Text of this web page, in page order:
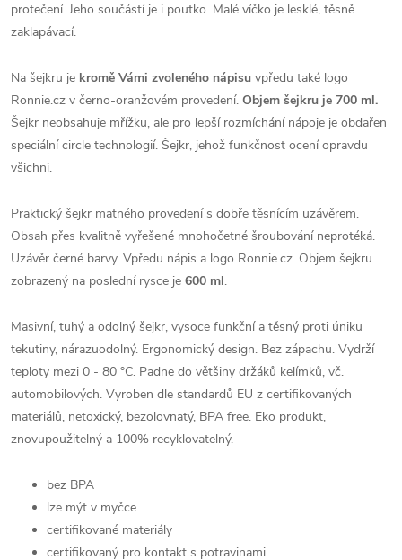
protečení. Jeho součástí je i poutko. Malé víčko je lesklé, těsně
zaklapávací.
Na šejkru je kromě Vámi zvoleného nápisu vpředu také logo
Ronnie.cz v černo-oranžovém provedení. Objem šejkru je 700 ml.
Šejkr neobsahuje mřížku, ale pro lepší rozmíchání nápoje je obdařen
speciální circle technologií. Šejkr, jehož funkčnost ocení opravdu
všichni.
Praktický šejkr matného provedení s dobře těsnícím uzávěrem.
Obsah přes kvalitně vyřešené mnohočetné šroubování neprotéká.
Uzávěr černé barvy. Vpředu nápis a logo Ronnie.cz. Objem šejkru
zobrazený na poslední rysce je 600 ml.
Masivní, tuhý a odolný šejkr, vysoce funkční a těsný proti úniku
tekutiny, nárazuodolný. Ergonomický design. Bez zápachu. Vydrží
teploty mezi 0 - 80 °C. Padne do většiny držáků kelímků, vč.
automobilových. Vyroben dle standardů EU z certifikovaných
materiálů, netoxický, bezolovnatý, BPA free. Eko produkt,
znovupoužitelný a 100% recyklovatelný.
bez BPA
lze mýt v myčce
certifikované materiály
certifikovaný pro kontakt s potravinami